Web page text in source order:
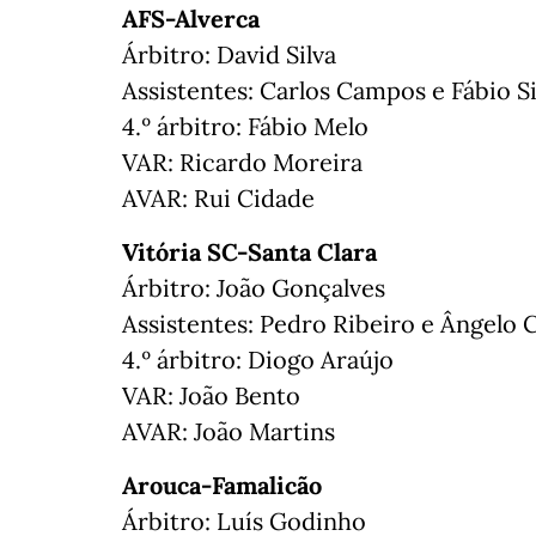
AFS-Alverca
Árbitro: David Silva
Assistentes: Carlos Campos e Fábio
4.º árbitro: Fábio Melo
VAR: Ricardo Moreira
AVAR: Rui Cidade
Vitória SC-Santa Clara
Árbitro: João Gonçalves
Assistentes: Pedro Ribeiro e Ângelo
4.º árbitro: Diogo Araújo
VAR: João Bento
AVAR: João Martins
Arouca-Famalicão
Árbitro: Luís Godinho